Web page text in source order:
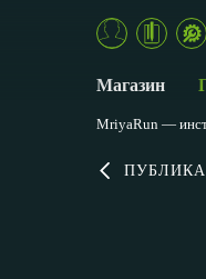
Магазин
MriyaRun —